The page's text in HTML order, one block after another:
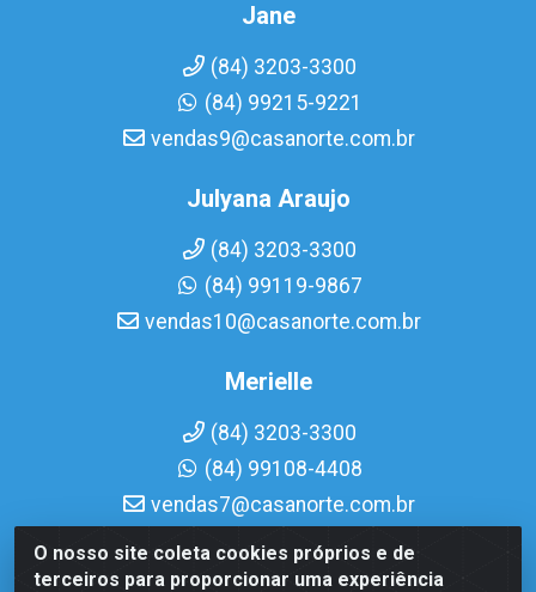
O nosso site coleta cookies próprios e de
terceiros para proporcionar uma experiência
Jane
(84) 3203-3300
(84) 99215-9221
vendas9@casanorte.com.br
Julyana Araujo
(84) 3203-3300
(84) 99119-9867
vendas10@casanorte.com.br
Merielle
(84) 3203-3300
(84) 99108-4408
vendas7@casanorte.com.br
Casa Norte LTDA - Av. Interventor Mário Câmara, 1815 -